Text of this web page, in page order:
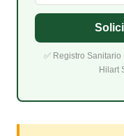
✅ Registro Sanitario
Hilart